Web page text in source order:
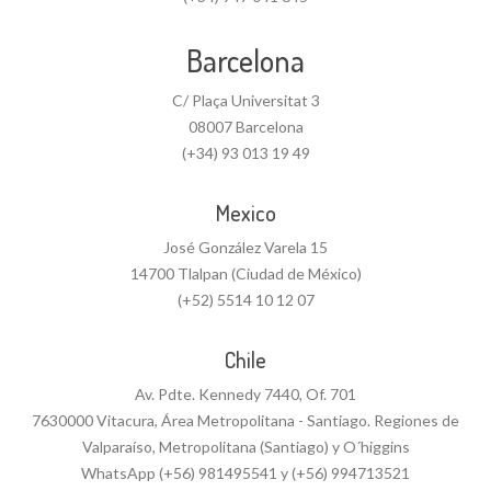
Barcelona
C/ Plaça Universitat 3
08007 Barcelona
(+34) 93 013 19 49
Mexico
José González Varela 15
14700 Tlalpan (Ciudad de México)
(+52) 5514 10 12 07
Chile
Av. Pdte. Kennedy 7440, Of. 701
7630000 Vitacura, Área Metropolitana - Santiago. Regiones de
Valparaíso, Metropolitana (Santiago) y O´higgins
WhatsApp (+56) 981495541 y (+56) 994713521